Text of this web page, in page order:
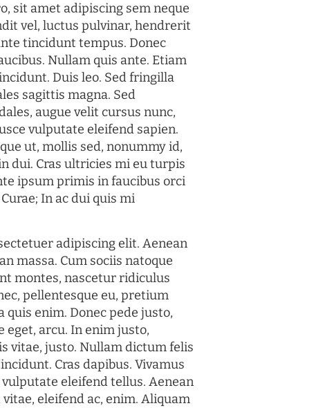
sit amet adipiscing sem neque
vel, luctus pulvinar, hendrerit
tincidunt tempus. Donec
Nullam quis ante. Etiam
Duis leo. Sed fringilla
sagittis magna. Sed
augue velit cursus nunc,
vulputate eleifend sapien.
ut, mollis sed, nonummy id,
dui. Cras ultricies mi eu turpis
ipsum primis in faucibus orci
In ac dui quis mi
adipiscing elit. Aenean
massa. Cum sociis natoque
montes, nascetur ridiculus
pellentesque eu, pretium
quis enim. Donec pede justo,
arcu. In enim justo,
vitae, justo. Nullam dictum felis
Cras dapibus. Vivamus
eleifend tellus. Aenean
eleifend ac, enim. Aliquam